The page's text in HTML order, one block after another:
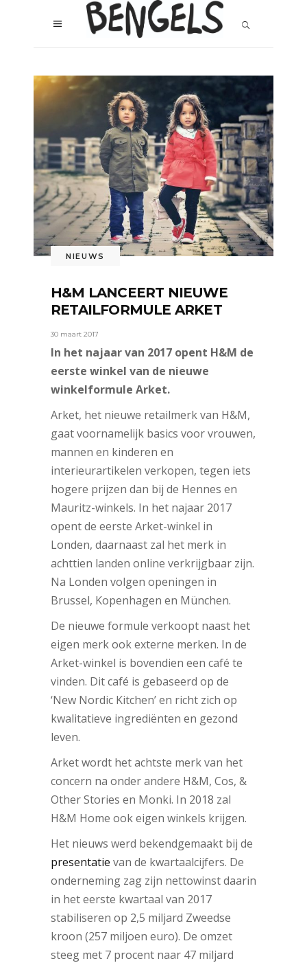
NIEUWS
H&M LANCEERT NIEUWE
RETAILFORMULE ARKET
30 maart 2017
In het najaar van 2017 opent H&M de
eerste winkel van de nieuwe
winkelformule Arket.
Arket, het nieuwe retailmerk van H&M,
gaat voornamelijk basics voor vrouwen,
mannen en kinderen en
interieurartikelen verkopen, tegen iets
hogere prijzen dan bij de Hennes en
Mauritz-winkels. In het najaar 2017
opent de eerste Arket-winkel in
Londen, daarnaast zal het merk in
achttien landen online verkrijgbaar zijn.
Na Londen volgen openingen in
Brussel, Kopenhagen en München.
De nieuwe formule verkoopt naast het
eigen merk ook externe merken. In de
Arket-winkel is bovendien een café te
vinden. Dit café is gebaseerd op de
‘New Nordic Kitchen’ en richt zich op
kwalitatieve ingrediënten en gezond
leven.
Arket wordt het achtste merk van het
concern na onder andere H&M, Cos, &
Other Stories en Monki. In 2018 zal
H&M Home ook eigen winkels krijgen.
Het nieuws werd bekendgemaakt bij de
presentatie van de kwartaalcijfers. De
onderneming zag zijn nettowinst daarin
in het eerste kwartaal van 2017
stabiliseren op 2,5 miljard Zweedse
kroon (257 miljoen euro). De omzet
steeg met 7 procent naar 47 miljard